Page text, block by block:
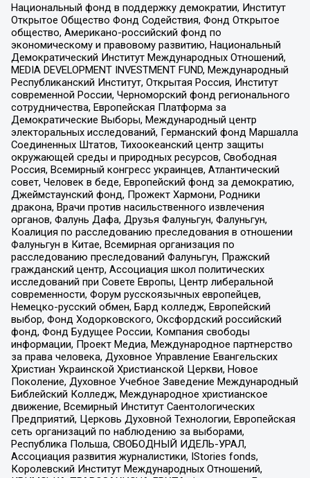
Национальный фонд в поддержку демократии, Институт
Открытое Общество Фонд Содействия, Фонд Открытое
общество, Американо-российский фонд по
экономическому и правовому развитию, Национальный
Демократический Институт Международных Отношений,
MEDIA DEVELOPMENT INVESTMENT FUND, Международный
Республиканский Институт, Открытая Россия, Институт
современной России, Черноморский фонд регионального
сотрудничества, Европейская Платформа за
Демократические Выборы, Международный центр
электоральных исследований, Германский фонд Маршалла
Соединенных Штатов, Тихоокеанский центр защиты
окружающей среды и природных ресурсов, Свободная
Россия, Всемирный конгресс украинцев, Атлантический
совет, Человек в беде, Европейский фонд за демократию,
Джеймстаунский фонд, Прожект Хармони, Родники
дракона, Врачи против насильственного извлечения
органов, Фалунь Дафа, Друзья Фалуньгун, Фалуньгун,
Коалиция по расследованию преследования в отношении
Фалуньгун в Китае, Всемирная организация по
расследованию преследований Фалуньгун, Пражский
гражданский центр, Ассоциация школ политических
исследований при Совете Европы, Центр либеральной
современности, Форум русскоязычных европейцев,
Немецко-русский обмен, Бард колледж, Европейский
выбор, Фонд Ходорковского, Оксфордский российский
фонд, Фонд Будущее России, Компания свободы
информации, Проект Медиа, Международное партнерство
за права человека, Духовное Управление Евангельских
Христиан Украинской Христианской Церкви, Новое
Поколение, Духовное Учебное Заведение Международный
Библейский Колледж, Международное христианское
движение, Всемирный Институт Саентологических
Предприятий, Церковь Духовной Технологии, Европейская
сеть организаций по наблюдению за выборами,
Республика Польша, СВОБОДНЫЙ ИДЕЛЬ-УРАЛ,
Ассоциация развития журналистики, IStories fonds,
Королевский Институт Международных Отношений,